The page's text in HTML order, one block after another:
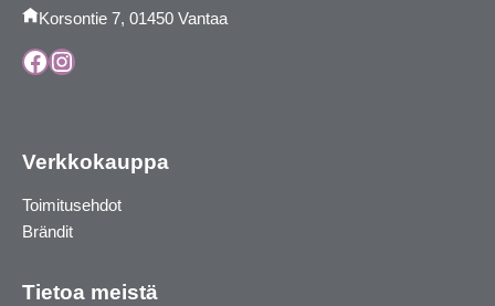
Korsontie 7, 01450 Vantaa
Facebook
Instagram
Verkkokauppa
Toimitusehdot
Brändit
Tietoa meistä